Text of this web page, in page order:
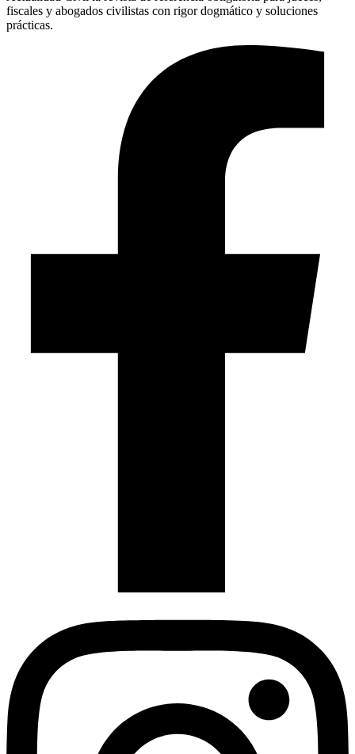
fiscales y abogados civilistas con rigor dogmático y soluciones
prácticas.